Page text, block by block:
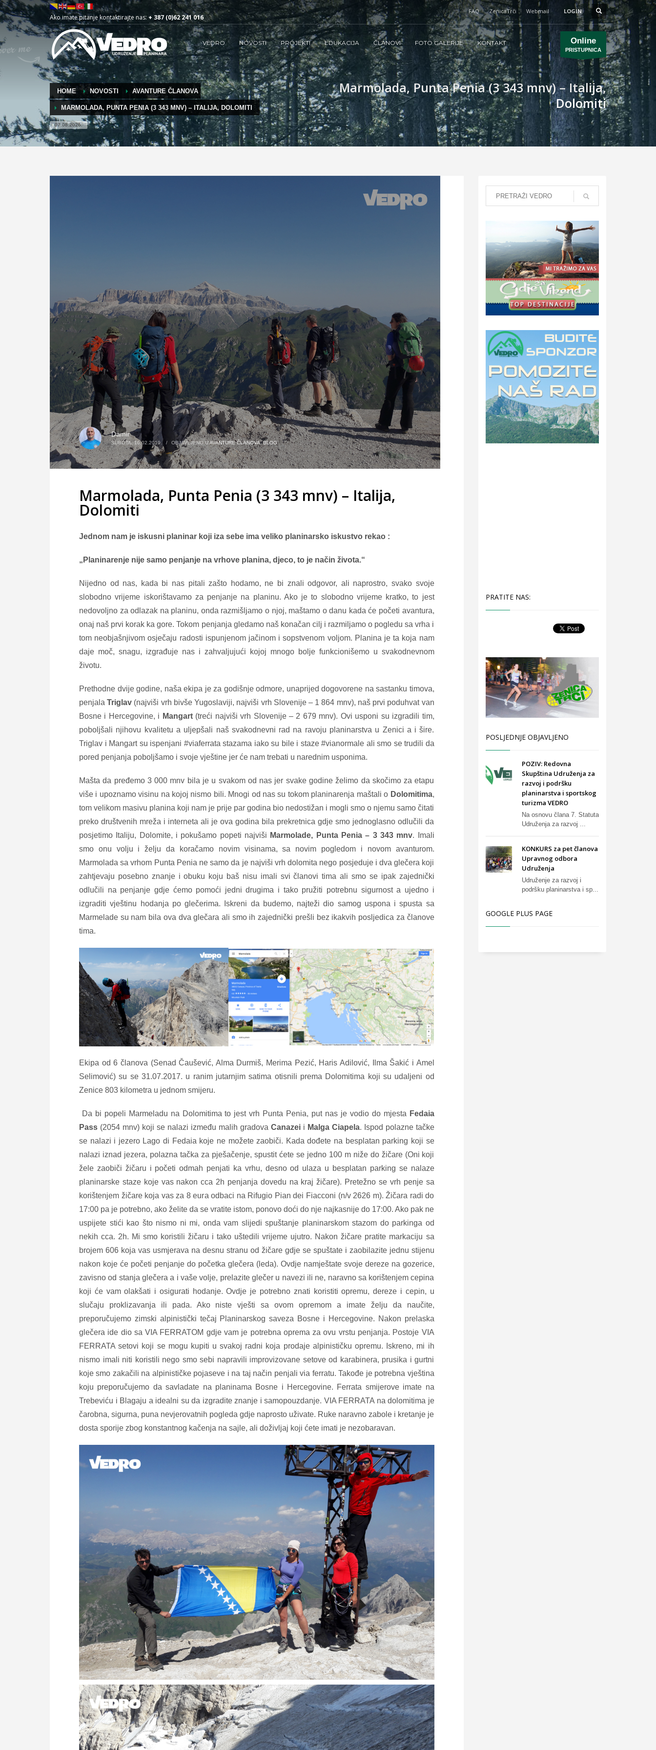
Ako imate pitanje kontaktirajte nas: + 387 (0)62 241 016
FAQ ZenicaTrči Webmail LOGIN
VEDRO NOVOSTI PROJEKTI EDUKACIJA ČLANOVI FOTO GALERIJE KONTAKT Online
PRISTUPNICA
HOME NOVOSTI AVANTURE ČLANOVA
MARMOLADA, PUNTA PENIA (3 343 MNV) – ITALIJA, DOLOMITI
07.08.2026.
Marmolada, Punta Penia (3 343 mnv) – Italija,
Dolomiti
Damir
SUBOTA, 16.02.2019. / OBJAVLJENO UAVANTURE ČLANOVA,BLOG
Marmolada, Punta Penia (3 343 mnv) – Italija,
Dolomiti
Jednom nam je iskusni planinar koji iza sebe ima veliko planinarsko iskustvo rekao :
„Planinarenje nije samo penjanje na vrhove planina, djeco, to je način života.“
Nijedno od nas, kada bi nas pitali zašto hodamo, ne bi znali odgovor, ali naprostro, svako svoje
slobodno vrijeme iskorištavamo za penjanje na planinu. Ako je to slobodno vrijeme kratko, to jest
nedovoljno za odlazak na planinu, onda razmišljamo o njoj, maštamo o danu kada će početi avantura,
onaj naš prvi korak ka gore. Tokom penjanja gledamo naš konačan cilj i razmiljamo o pogledu sa vrha i
tom neobjašnjivom osječaju radosti ispunjenom jačinom i sopstvenom voljom. Planina je ta koja nam
daje moč, snagu, izgrađuje nas i zahvaljujući kojoj mnogo bolje funkcionišemo u svakodnevnom
životu.
Prethodne dvije godine, naša ekipa je za godišnje odmore, unaprijed dogovorene na sastanku timova,
penjalaTriglav (najviši vrh bivše Yugoslaviji, najviši vrh Slovenije – 1 864 mnv), naš prvi poduhvat van
Bosne i Hercegovine, i Mangart(treći najviši vrh Slovenije – 2 679 mnv). Ovi usponi su izgradili tim,
poboljšali njihovu kvalitetu a uljepšali naš svakodnevni rad na ravoju planinarstva u Zenici a i šire.
Triglav i Mangart su ispenjani #viaferrata stazama iako su bile i staze #vianormale ali smo se trudili da
pored penjanja poboljšamo i svoje vještine jer će nam trebati u narednim usponima.
Mašta da pređemo 3 000 mnv bila je u svakom od nas jer svake godine želimo da skočimo za etapu
više i upoznamo visinu na kojoj nismo bili. Mnogi od nas su tokom planinarenja maštali o Dolomitima,
tom velikom masivu planina koji nam je prije par godina bio nedostižan i mogli smo o njemu samo čitati
preko društvenih mreža i interneta ali je ova godina bila prekretnica gdje smo jednoglasno odlučili da
posjetimo Italiju, Dolomite, i pokušamo popeti najviši Marmolade, Punta Penia – 3 343 mnv. Imali
smo onu volju i želju da koračamo novim visinama, sa novim pogledom i novom avanturom.
Marmolada sa vrhom Punta Penia ne samo da je najviši vrh dolomita nego posjeduje i dva glečera koji
zahtjevaju posebno znanje i obuku koju baš nisu imali svi članovi tima ali smo se ipak zajednički
odlučili na penjanje gdje ćemo pomoći jedni drugima i tako pružiti potrebnu sigurnost a ujedno i
izgraditi vještinu hodanja po glečerima. Iskreni da budemo, najteži dio samog uspona i spusta sa
Marmelade su nam bila ova dva glečara ali smo ih zajednički prešli bez ikakvih posljedica za članove
tima.
Ekipa od 6 članova (Senad Čaušević, Alma Durmiš, Merima Pezić, Haris Adilović, Ilma Šakić i Amel
Selimović) su se 31.07.2017. u ranim jutarnjim satima otisnili prema Dolomitima koji su udaljeni od
Zenice 803 kilometra u jednom smijeru.
Da bi popeli Marmeladu na Dolomitima to jest vrh Punta Penia, put nas je vodio do mjesta Fedaia
Pass (2054 mnv) koji se nalazi između malih gradova Canazeii Malga Ciapela. Ispod polazne tačke
se nalazi i jezero Lago di Fedaia koje ne možete zaobiči. Kada dođete na besplatan parking koji se
nalazi iznad jezera, polazna tačka za pješačenje, spustit ćete se jedno 100 m niže do žičare (Oni koji
žele zaobiči žičaru i početi odmah penjati ka vrhu, desno od ulaza u besplatan parking se nalaze
planinarske staze koje vas nakon cca 2h penjanja dovedu na kraj žičare). Pretežno se vrh penje sa
korištenjem žičare koja vas za 8 eura odbaci na Rifugio Pian dei Fiacconi (n/v 2626 m). Žičara radi do
17:00 pa je potrebno, ako želite da se vratite istom, ponovo doći do nje najkasnije do 17:00. Ako pak ne
uspijete stići kao što nismo ni mi, onda vam slijedi spuštanje planinarskom stazom do parkinga od
nekih cca. 2h. Mi smo koristili žičaru i tako uštedili vrijeme ujutro. Nakon žičare pratite markaciju sa
brojem 606 koja vas usmjerava na desnu stranu od žičare gdje se spuštate i zaobilazite jednu stijenu
nakon koje će početi penjanje do početka glečera (leda). Ovdje namještate svoje dereze na gozerice,
zavisno od stanja glečera a i vaše volje, prelazite glečer u navezi ili ne, naravno sa korištenjem cepina
koji će vam olakšati i osigurati hodanje. Ovdje je potrebno znati koristiti opremu, dereze i cepin, u
slučaju proklizavanja ili pada. Ako niste vješti sa ovom opremom a imate želju da naučite,
preporučujemo zimski alpinistički tečaj Planinarskog saveza Bosne i Hercegovine. Nakon prelaska
glečera ide dio sa VIA FERRATOM gdje vam je potrebna oprema za ovu vrstu penjanja. Postoje VIA
FERRATA setovi koji se mogu kupiti u svakoj radni koja prodaje alpinističku opremu. Iskreno, mi ih
nismo imali niti koristili nego smo sebi napravili improvizovane setove od karabinera, prusika i gurtni
koje smo zakačili na alpinističke pojaseve i na taj način penjali via ferratu. Takođe je potrebna vještina
koju preporučujemo da savladate na planinama Bosne i Hercegovine. Ferrata smijerove imate na
Trebeviću i Blagaju a idealni su da izgradite znanje i samopouzdanje. VIA FERRATA na dolomitima je
čarobna, sigurna, puna nevjerovatnih pogleda gdje naprosto uživate. Ruke naravno zabole i kretanje je
dosta sporije zbog konstantnog kačenja na sajle, ali doživljaj koji ćete imati je nezobaravan.
PRATITE NAS:
POSLJEDNJE OBJAVLJENO
POZIV: Redovna
Skupština Udruženja za
razvoj i podršku
planinarstva i sportskog
turizma VEDRO
Na osnovu člana 7. Statuta
Udruženja za razvoj ...
KONKURS za pet članova
Upravnog odbora
Udruženja
Udruženje za razvoj i
podršku planinarstva i sp...
GOOGLE PLUS PAGE